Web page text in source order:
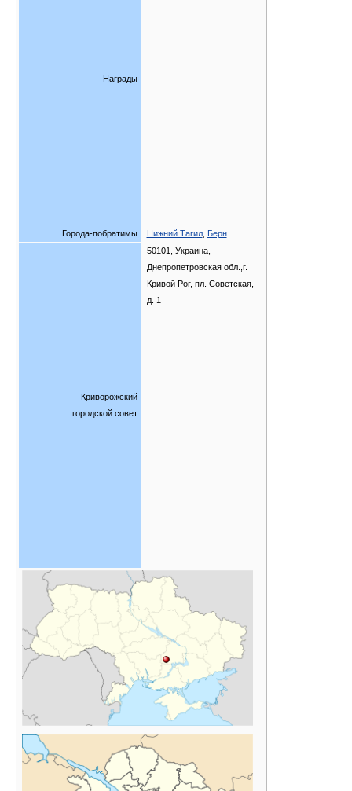
Награды
Города-побратимы Нижний Тагил, Берн
Криворожский
городской совет
50101, Украина,
Днепропетровская обл.,г.
Кривой Рог, пл. Советская,
д. 1